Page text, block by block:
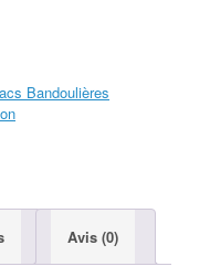
Bandoulières
Avis (0)